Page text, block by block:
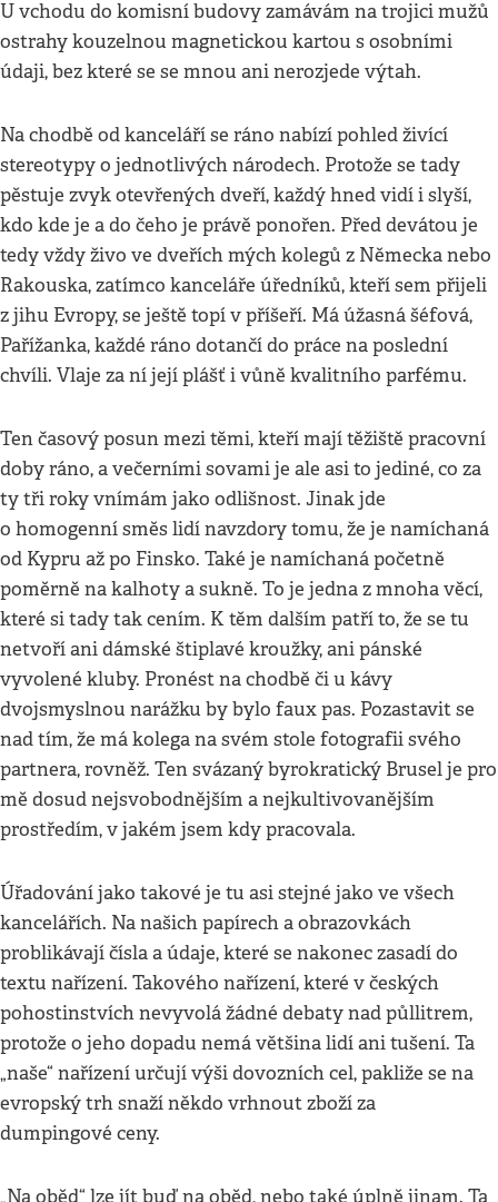
U vchodu do komisní budovy zamávám na trojici mužů
ostrahy kouzelnou magnetickou kartou s osobními
údaji, bez které se se mnou ani nerozjede výtah.
Na chodbě od kanceláří se ráno nabízí pohled živící
stereotypy o jednotlivých národech. Protože se tady
pěstuje zvyk otevřených dveří, každý hned vidí i slyší,
kdo kde je a do čeho je právě ponořen. Před devátou je
tedy vždy živo ve dveřích mých kolegů z Německa nebo
Rakouska, zatímco kanceláře úředníků, kteří sem přijeli
z jihu Evropy, se ještě topí v příšeří. Má úžasná šéfová,
Pařížanka, každé ráno dotančí do práce na poslední
chvíli. Vlaje za ní její plášť i vůně kvalitního parfému.
Ten časový posun mezi těmi, kteří mají těžiště pracovní
doby ráno, a večerními sovami je ale asi to jediné, co za
ty tři roky vnímám jako odlišnost. Jinak jde
o homogenní směs lidí navzdory tomu, že je namíchaná
od Kypru až po Finsko. Také je namíchaná početně
poměrně na kalhoty a sukně. To je jedna z mnoha věcí,
které si tady tak cením. K těm dalším patří to, že se tu
netvoří ani dámské štiplavé kroužky, ani pánské
vyvolené kluby. Pronést na chodbě či u kávy
dvojsmyslnou narážku by bylo faux pas. Pozastavit se
nad tím, že má kolega na svém stole fotografii svého
partnera, rovněž. Ten svázaný byrokratický Brusel je pro
mě dosud nejsvobodnějším a nejkultivovanějším
prostředím, v jakém jsem kdy pracovala.
Úřadování jako takové je tu asi stejné jako ve všech
kancelářích. Na našich papírech a obrazovkách
problikávají čísla a údaje, které se nakonec zasadí do
textu nařízení. Takového nařízení, které v českých
pohostinstvích nevyvolá žádné debaty nad půllitrem,
protože o jeho dopadu nemá většina lidí ani tušení. Ta
„naše“ nařízení určují výši dovozních cel, pakliže se na
evropský trh snaží někdo vrhnout zboží za
dumpingové ceny.
„Na oběd“ lze jít buď na oběd, nebo také úplně jinam. Ta